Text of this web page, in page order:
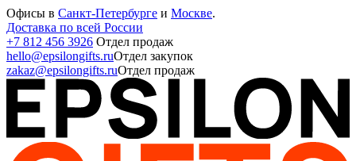
Офисы в Санкт-Петербурге и Москве.
Доставка по всей России
+7 812 456 3926 Отдел продаж
hello@epsilongifts.ruОтдел закупок
zakaz@epsilongifts.ruОтдел продаж